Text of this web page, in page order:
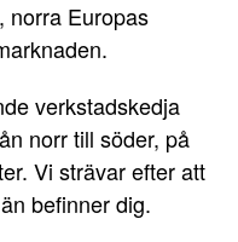
norra Europas
verkstadskedja
norr till söder, på
Vi strävar efter att
befinner dig.